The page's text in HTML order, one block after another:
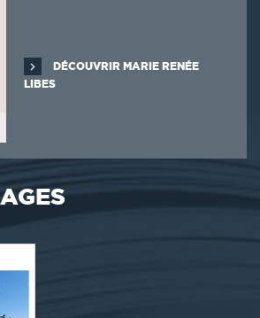
DÉCOUVRIR MARIE RENÉE
LIBES